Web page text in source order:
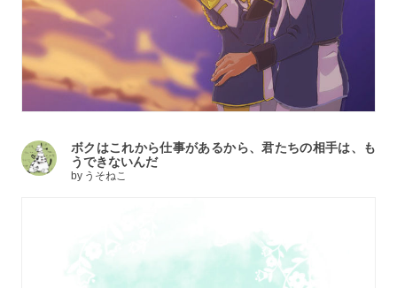
ボクはこれから仕事があるから、君たちの相手は、も
うできないんだ
by うそねこ